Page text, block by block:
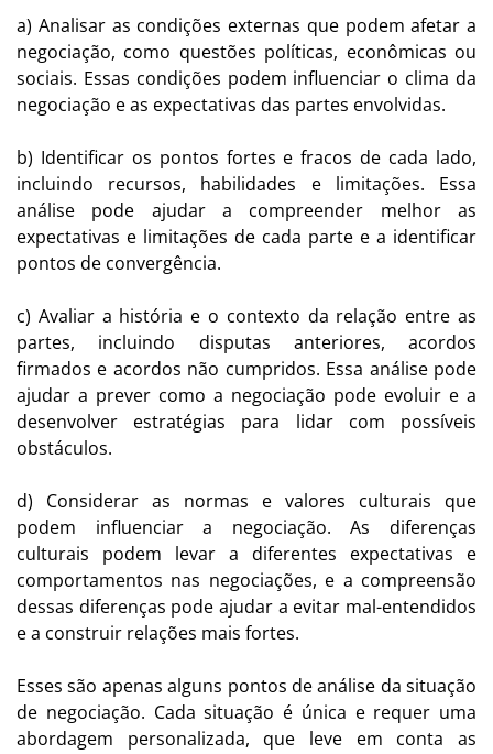
a) Analisar as condições externas que podem afetar a
negociação, como questões políticas, econômicas ou
sociais. Essas condições podem influenciar o clima da
negociação e as expectativas das partes envolvidas.
b) Identificar os pontos fortes e fracos de cada lado,
incluindo recursos, habilidades e limitações. Essa
análise pode ajudar a compreender melhor as
expectativas e limitações de cada parte e a identificar
pontos de convergência.
c) Avaliar a história e o contexto da relação entre as
partes, incluindo disputas anteriores, acordos
firmados e acordos não cumpridos. Essa análise pode
ajudar a prever como a negociação pode evoluir e a
desenvolver estratégias para lidar com possíveis
obstáculos.
d) Considerar as normas e valores culturais que
podem influenciar a negociação. As diferenças
culturais podem levar a diferentes expectativas e
comportamentos nas negociações, e a compreensão
dessas diferenças pode ajudar a evitar mal-entendidos
e a construir relações mais fortes.
Esses são apenas alguns pontos de análise da situação
de negociação. Cada situação é única e requer uma
abordagem personalizada, que leve em conta as